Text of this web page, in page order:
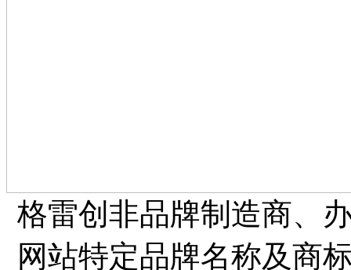
格雷创非品牌制造商、
网站特定品牌名称及商